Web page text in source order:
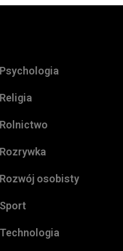
Psychologia
Religia
Rolnictwo
Rozrywka
Rozwój osobisty
Sport
Technologia